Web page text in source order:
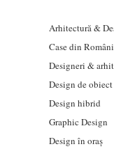
Arhitectură &
Case din
Designeri &
Design de obiect
Design hibrid
Graphic Design
Design în oraș